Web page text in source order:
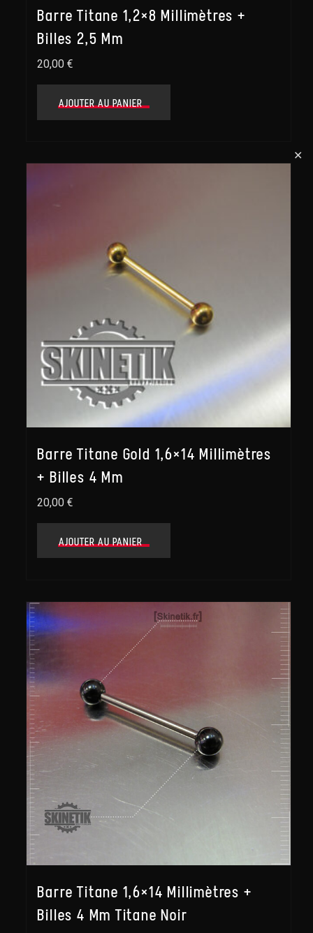
✕
Barre Titane 1,2×8 Millimètres +
Billes 2,5 Mm
20,00€
AJOUTER AU PANIER
Barre Titane Gold 1,6×14 Millimètres
+ Billes 4 Mm
20,00€
AJOUTER AU PANIER
Barre Titane 1,6×14 Millimètres +
Billes 4 Mm Titane Noir